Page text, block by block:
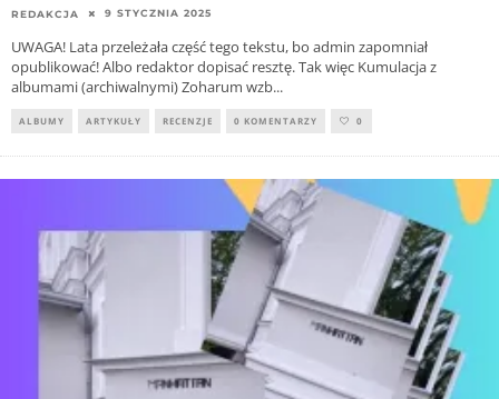
REDAKCJA 9 STYCZNIA 2025
UWAGA! Lata przeleżała część tego tekstu, bo admin zapomniał
opublikować! Albo redaktor dopisać resztę. Tak więc Kumulacja z
albumami (archiwalnymi) Zoharum wzb...
ALBUMY ARTYKUŁY RECENZJE 0 KOMENTARZY 0